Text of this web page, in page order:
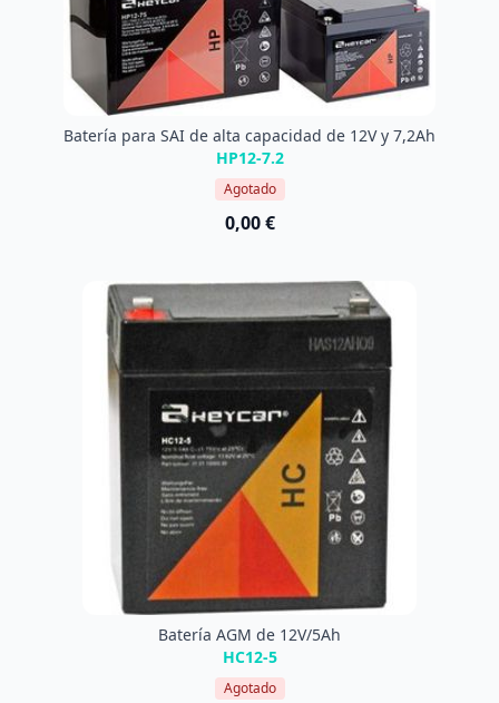
Batería para SAI de alta capacidad de 12V y 7,2Ah
HP12-7.2
Agotado
0,00 €
Batería AGM de 12V/5Ah
HC12-5
Agotado